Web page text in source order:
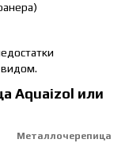
Aquaizol или
Металлочерепица